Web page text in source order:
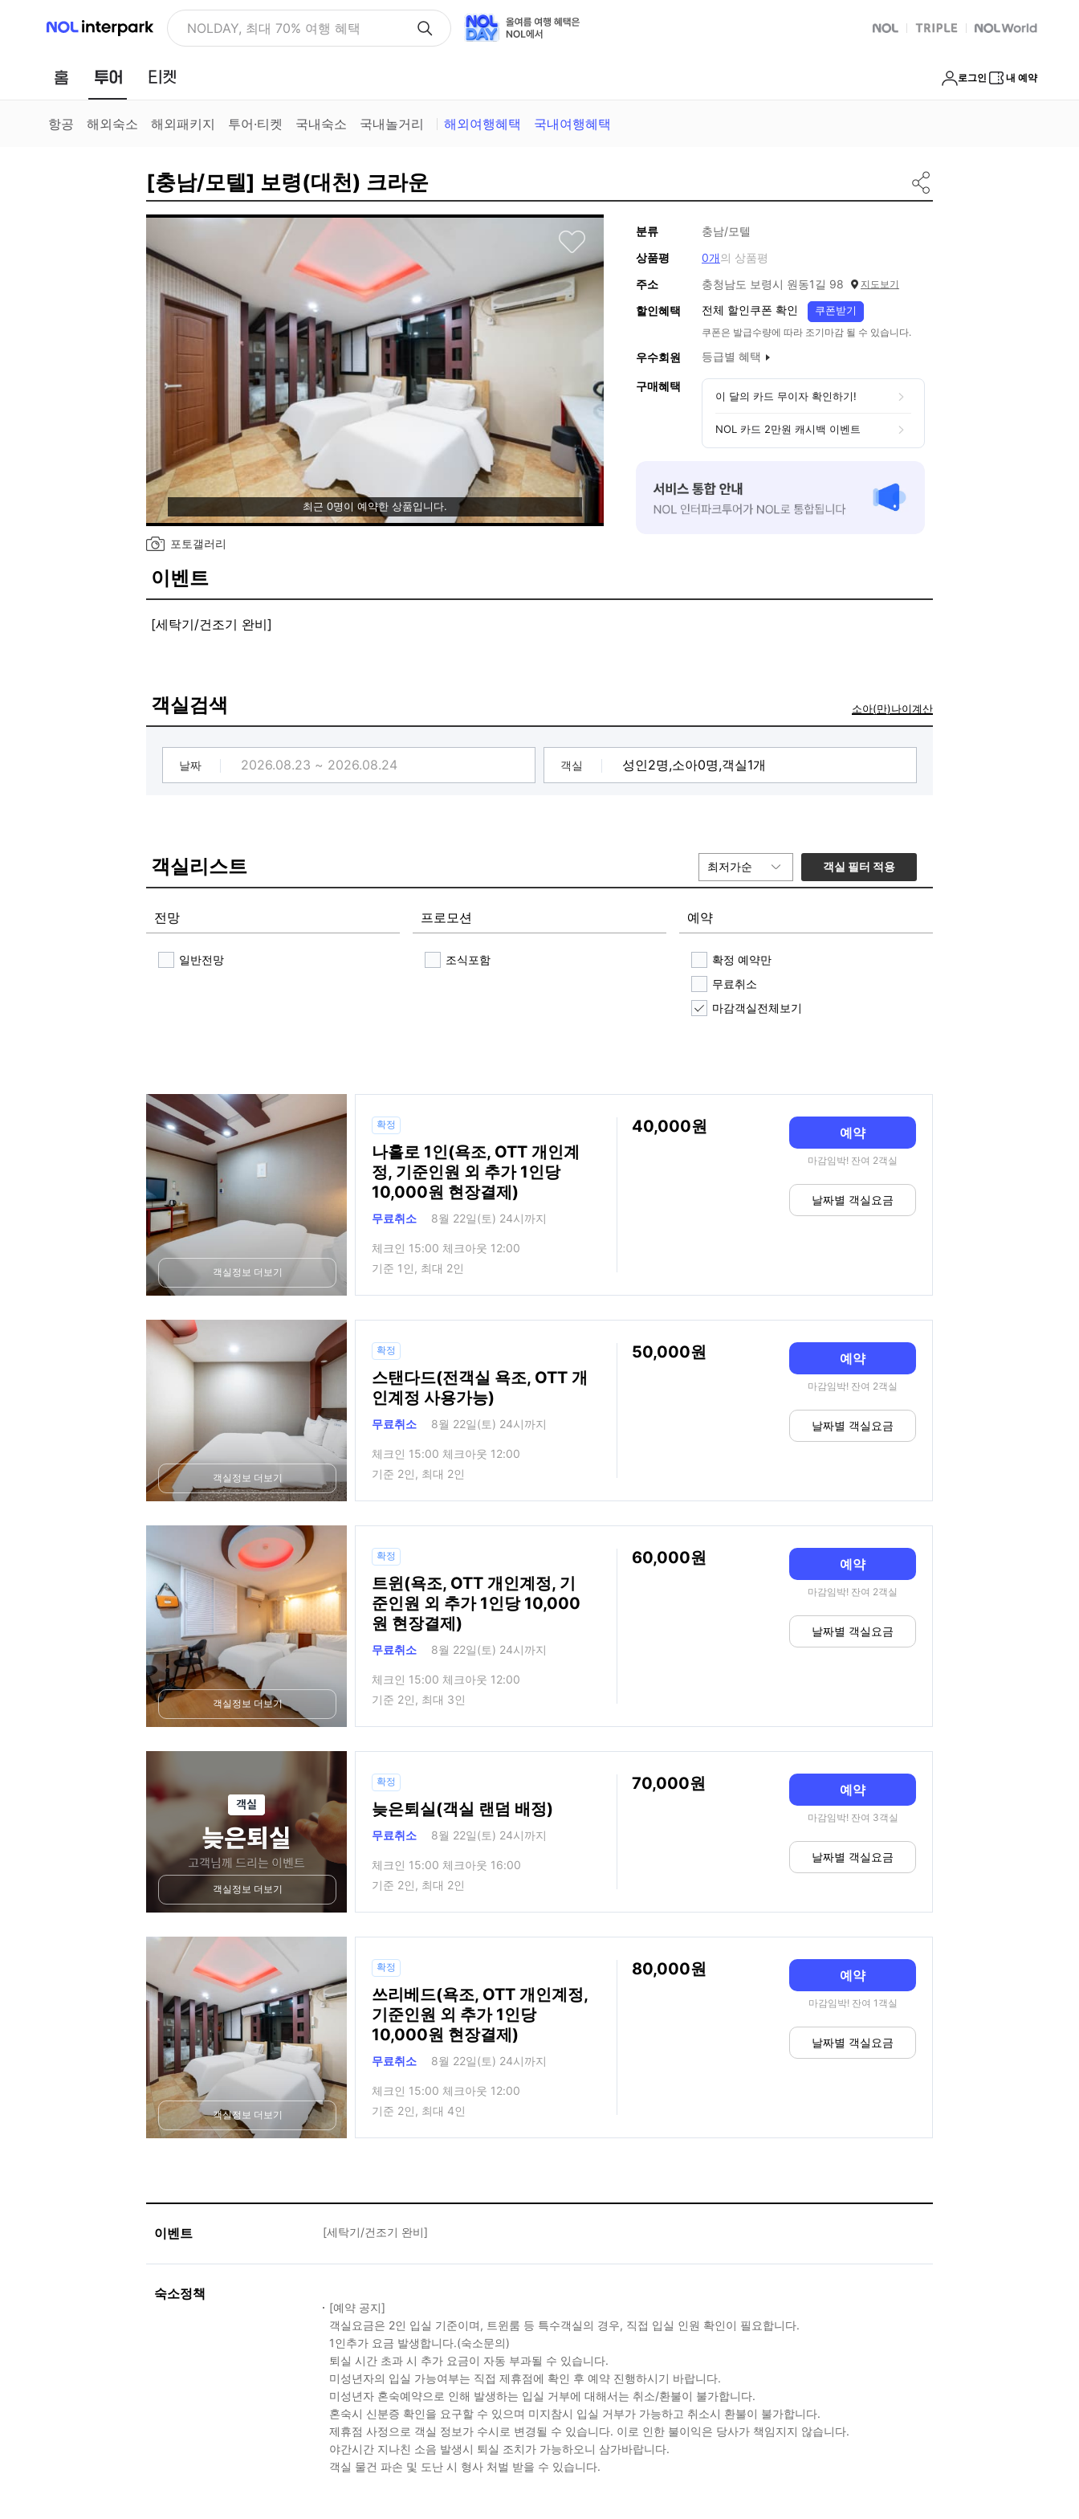
NOL 인터파크 NOLDAY, 최대 70% 여행 혜택 NOL 트리플 Global Interpark
홈 투어 로그인 내 예약
항공 해외숙소 해외패키지 투어·티켓 국내숙소 국내놀거리 해외여행혜택 국내여행혜택
[충남/모텔] 보령(대천) 크라운
최근 0명이 예약한 상품입니다.
포토갤러리
분류
충남/모텔
상품평
0개의 상품평
주소
충청남도 보령시 원동1길 98 지도보기
할인혜택 전체 할인쿠폰 확인 쿠폰받기
쿠폰은 발급수량에 따라 조기마감 될 수 있습니다.
우수회원 등급별 혜택
구매혜택
이 달의 카드 무이자 확인하기!
NOL 카드 2만원 캐시백 이벤트
이벤트
[세탁기/건조기 완비]
객실검색 소아(만)나이계산
날짜 객실
객실리스트 최저가순 객실 필터 적용
전망
일반전망
프로모션
조식포함
예약
확정 예약만
무료취소
마감객실전체보기
객실정보 더보기
확정
나홀로 1인(욕조, OTT 개인계
정, 기준인원 외 추가 1인당
10,000원 현장결제)
무료취소 8월 22일(토) 24시까지
체크인 15:00 체크아웃 12:00
기준 1인, 최대 2인
40,000 예약
마감임박! 잔여 2객실
날짜별 객실요금
객실정보 더보기
확정
스탠다드(전객실 욕조, OTT 개
인계정 사용가능)
무료취소 8월 22일(토) 24시까지
체크인 15:00 체크아웃 12:00
기준 2인, 최대 2인
50,000 예약
마감임박! 잔여 2객실
날짜별 객실요금
객실정보 더보기
확정
트윈(욕조, OTT 개인계정, 기
준인원 외 추가 1인당 10,000
원 현장결제)
무료취소 8월 22일(토) 24시까지
체크인 15:00 체크아웃 12:00
기준 2인, 최대 3인
60,000 예약
마감임박! 잔여 2객실
날짜별 객실요금
객실정보 더보기
확정
늦은퇴실(객실 랜덤 배정)
무료취소 8월 22일(토) 24시까지
체크인 15:00 체크아웃 16:00
기준 2인, 최대 2인
70,000 예약
마감임박! 잔여 3객실
날짜별 객실요금
객실정보 더보기
확정
쓰리베드(욕조, OTT 개인계정,
기준인원 외 추가 1인당
10,000원 현장결제)
무료취소 8월 22일(토) 24시까지
체크인 15:00 체크아웃 12:00
기준 2인, 최대 4인
80,000 예약
마감임박! 잔여 1객실
날짜별 객실요금
이벤트 [세탁기/건조기 완비]
숙소정책
[예약 공지]
객실요금은 2인 입실 기준이며, 트윈룸 등 특수객실의 경우, 직접 입실 인원 확인이 필요합니다.
1인추가 요금 발생합니다.(숙소문의)
퇴실 시간 초과 시 추가 요금이 자동 부과될 수 있습니다.
미성년자의 입실 가능여부는 직접 제휴점에 확인 후 예약 진행하시기 바랍니다.
미성년자 혼숙예약으로 인해 발생하는 입실 거부에 대해서는 취소/환불이 불가합니다.
혼숙시 신분증 확인을 요구할 수 있으며 미지참시 입실 거부가 가능하고 취소시 환불이 불가합니다.
제휴점 사정으로 객실 정보가 수시로 변경될 수 있습니다. 이로 인한 불이익은 당사가 책임지지 않습니다.
야간시간 지나친 소음 발생시 퇴실 조치가 가능하오니 삼가바랍니다.
객실 물건 파손 및 도난 시 형사 처벌 받을 수 있습니다.